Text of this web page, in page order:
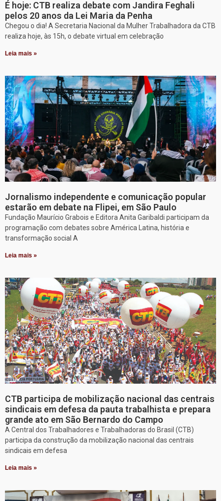
É hoje: CTB realiza debate com Jandira Feghali
pelos 20 anos da Lei Maria da Penha
Chegou o dia! A Secretaria Nacional da Mulher Trabalhadora da CTB
realiza hoje, às 15h, o debate virtual em celebração
Leia mais »
Jornalismo independente e comunicação popular
estarão em debate na Flipei, em São Paulo
Fundação Maurício Grabois e Editora Anita Garibaldi participam da
programação com debates sobre América Latina, história e
transformação social A
Leia mais »
CTB participa de mobilização nacional das centrais
sindicais em defesa da pauta trabalhista e prepara
grande ato em São Bernardo do Campo
A Central dos Trabalhadores e Trabalhadoras do Brasil (CTB)
participa da construção da mobilização nacional das centrais
sindicais em defesa
Leia mais »